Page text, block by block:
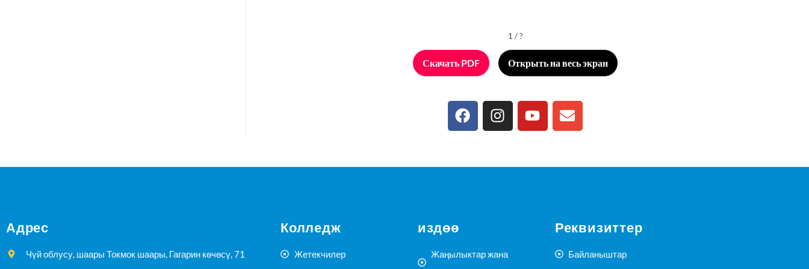
1 / ?
Скачать PDF Открыть на весь экран
Адрес
Чүй облусу, шаары Токмок шаары, Гагарин көчөсү, 71
Колледж
Жетекчилер
издөө
Жаңылыктар жана
Реквизиттер
Байланыштар